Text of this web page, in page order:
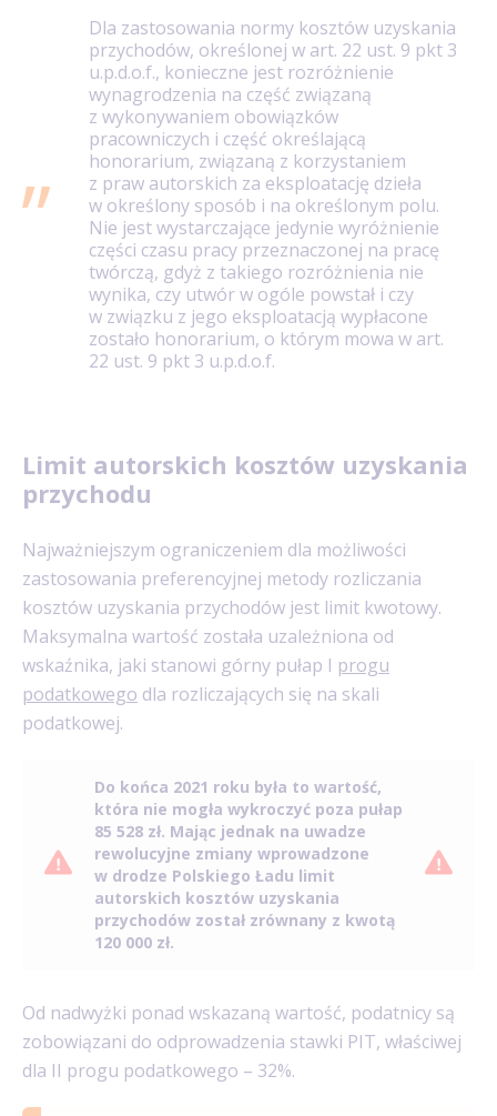
Dla zastosowania normy kosztów uzyskania
przychodów, określonej w art. 22 ust. 9 pkt 3
u.p.d.o.f., konieczne jest rozróżnienie
wynagrodzenia na część związaną
z wykonywaniem obowiązków
pracowniczych i część określającą
honorarium, związaną z korzystaniem
z praw autorskich za eksploatację dzieła
w określony sposób i na określonym polu.
Nie jest wystarczające jedynie wyróżnienie
części czasu pracy przeznaczonej na pracę
twórczą, gdyż z takiego rozróżnienia nie
wynika, czy utwór w ogóle powstał i czy
w związku z jego eksploatacją wypłacone
zostało honorarium, o którym mowa w art.
22 ust. 9 pkt 3 u.p.d.o.f.
Limit autorskich kosztów uzyskania
przychodu
Najważniejszym ograniczeniem dla możliwości
zastosowania preferencyjnej metody rozliczania
kosztów uzyskania przychodów jest limit kwotowy.
Maksymalna wartość została uzależniona od
wskaźnika, jaki stanowi górny pułap I progu
podatkowego dla rozliczających się na skali
podatkowej.
Do końca 2021 roku była to wartość,
która nie mogła wykroczyć poza pułap
85 528 zł. Mając jednak na uwadze
rewolucyjne zmiany wprowadzone
w drodze Polskiego Ładu limit
autorskich kosztów uzyskania
przychodów został zrównany z kwotą
120 000 zł.
Od nadwyżki ponad wskazaną wartość, podatnicy są
zobowiązani do odprowadzenia stawki PIT, właściwej
dla II progu podatkowego – 32%.